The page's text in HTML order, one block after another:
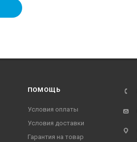
ПОМОЩЬ
Условия оплаты
Условия доставки
Гарантия на товар